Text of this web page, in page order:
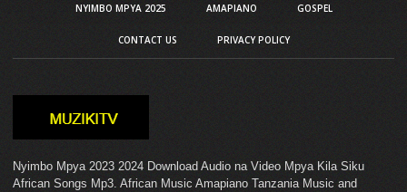
NYIMBO MPYA 2025 AMAPIANO GOSPEL
CONTACT US PRIVACY POLICY
Nyimbo Mpya 2023 2024 Download Audio na Video Mpya Kila Siku
African Songs Mp3. African Music Amapiano Tanzania Music and